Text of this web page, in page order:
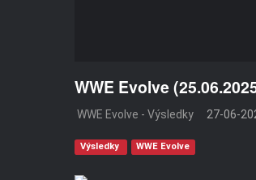
WWE Evolve
WWE Evolve - Výsledky 27-06-
Výsledky WWE Evolve